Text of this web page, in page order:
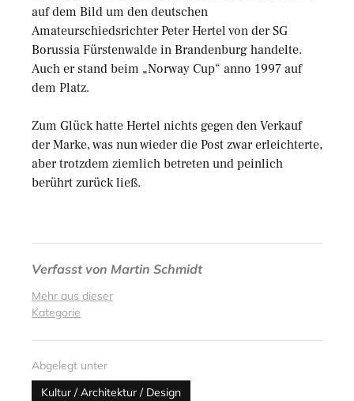
auf dem Bild um den deutschen
Amateurschiedsrichter Peter Hertel von der SG
Borussia Fürstenwalde in Brandenburg handelte.
Auch er stand beim „Norway Cup“ anno 1997 auf
dem Platz.
Zum Glück hatte Hertel nichts gegen den Verkauf
der Marke, was nun wieder die Post zwar erleichterte,
aber trotzdem ziemlich betreten und peinlich
berührt zurück ließ.
Verfasst von Martin Schmidt
Mehr aus dieser
Kategorie
Abgelegt unter
Kultur / Architektur / Design